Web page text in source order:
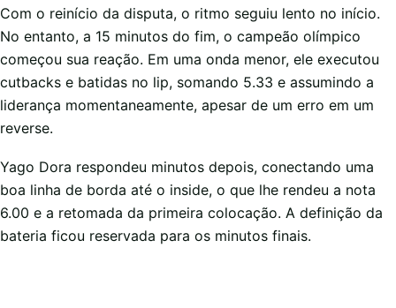
Com o reinício da disputa, o ritmo seguiu lento no início.
No entanto, a 15 minutos do fim, o campeão olímpico
começou sua reação. Em uma onda menor, ele executou
cutbacks e batidas no lip, somando 5.33 e assumindo a
liderança momentaneamente, apesar de um erro em um
reverse.
Yago Dora respondeu minutos depois, conectando uma
boa linha de borda até o inside, o que lhe rendeu a nota
6.00 e a retomada da primeira colocação. A definição da
bateria ficou reservada para os minutos finais.